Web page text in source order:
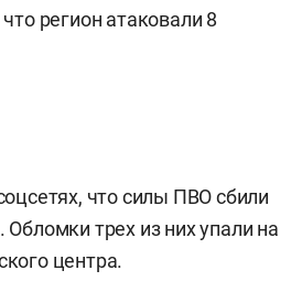
что регион атаковали 8
что силы ПВО сбили
трех из них упали на
центра.